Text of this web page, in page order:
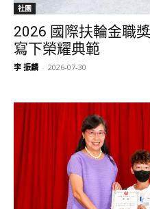
社團
2026 國際扶輪金職
寫下榮耀典範
李 振麟 - 2026-07-30